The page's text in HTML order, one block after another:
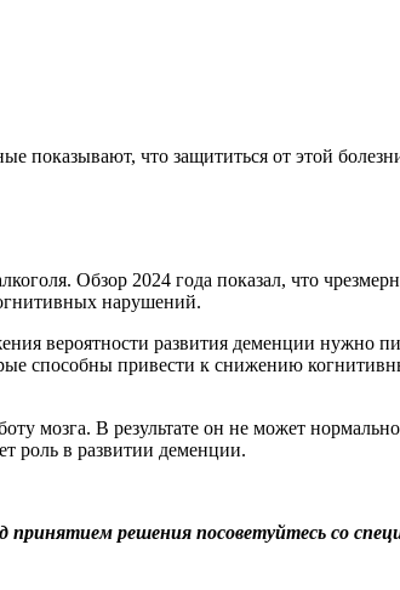
показывают, что защититься от этой
Обзор 2024 года показал, что
нарушений.
вероятности развития деменции нужно
способны привести к снижению
мозга. В результате он не может
роль в развитии деменции.
принятием решения посоветуйтесь со